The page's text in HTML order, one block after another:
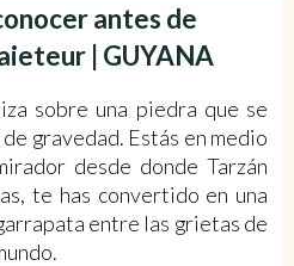
antes de
| GUYANA
sobre una piedra que se
gravedad. Estás en medio
desde donde Tarzán
te has convertido en una
entre las grietas de